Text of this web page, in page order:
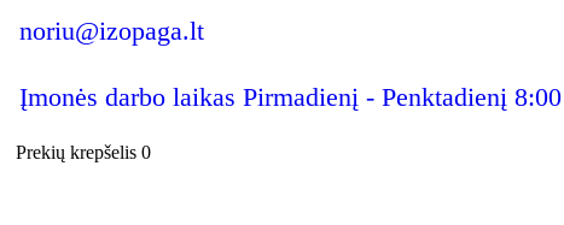
noriu@izopaga.lt
Įmonės darbo laikas Pirmadienį - Penktadienį
Prekių krepšelis 0